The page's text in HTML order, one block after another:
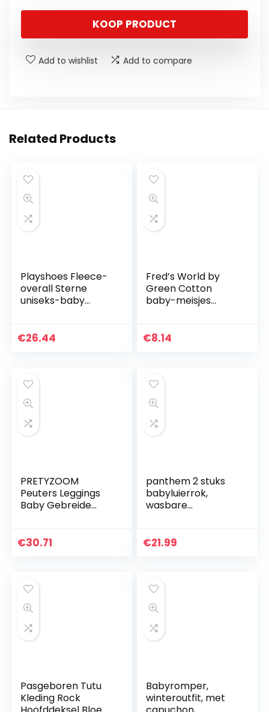
KOOP PRODUCT
Add to wishlist Add to compare
Related Products
Playshoes Fleece-
overall Sterne
uniseks-baby
€26.44
Fred’s World by
Green Cotton
baby-meisjes
€8.14
PRETYZOOM
Peuters Leggings
Baby Gebreide
Geprinte Dikke
€30.71
panthem 2 stuks
babyluierrok,
wasbare
meisjes, 2-in-1
€21.99
Pasgeboren Tutu
Kleding Rock
Babyromper,
winteroutfit, met